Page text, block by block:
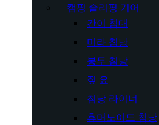
캠핑 슬리핑 기어
간이 침대
미라 침낭
봉투 침낭
짚 요
침낭 라이너
휴머노이드 침낭